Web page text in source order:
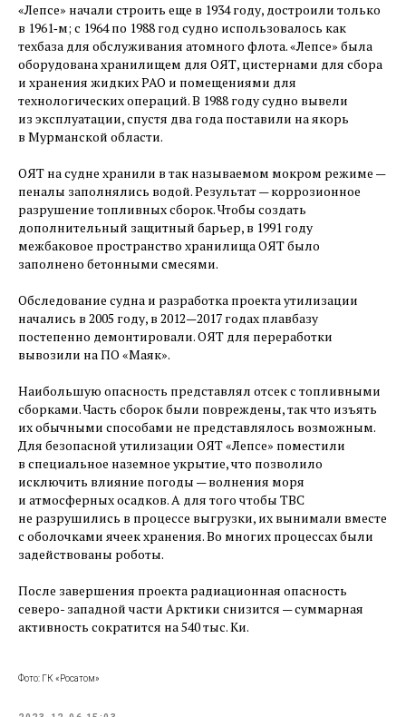
«Лепсе» начали строить еще в 1934 году, достроили только
в 1961‑м; с 1964 по 1988 год судно использовалось как
техбаза для обслуживания атомного флота. «Лепсе» была
оборудована хранилищем для ОЯТ, цистернами для сбора
и хранения жидких РАО и помещениями для
технологических операций. В 1988 году судно вывели
из эксплуатации, спустя два года поставили на якорь
в Мурманской области.
ОЯТ на судне хранили в так называемом мокром режиме — ​
пеналы заполнялись водой. Результат — ​коррозионное
разрушение топливных сборок. Чтобы создать
дополнительный защитный барьер, в 1991 году
межбаковое пространство хранилища ОЯТ было
заполнено бетонными смесями.
Обследование судна и разработка проекта утилизации
начались в 2005 году, в 2012—2017 годах плавбазу
постепенно демонтировали. ОЯТ для переработки
вывозили на ПО «Маяк».
Наибольшую опасность представлял отсек с топливными
сборками. Часть сборок были повреждены, так что изъять
их обычными способами не представлялось возможным.
Для безопасной утилизации ОЯТ «Лепсе» поместили
в специальное наземное укрытие, что позволило
исключить влияние погоды — ​волнения моря
и атмосферных осадков. А для того чтобы ТВС
не разрушились в процессе выгрузки, их вынимали вместе
с оболочками ячеек хранения. Во многих процессах были
задействованы роботы.
После завершения проекта радиационная опасность
северо- западной части Арктики снизится — ​суммарная
активность сократится на 540 тыс. Ки.
Фото: ГК «Росатом»